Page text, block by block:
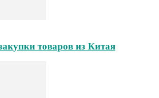
товаров из Китая